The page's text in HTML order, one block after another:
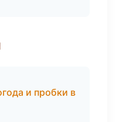
и пробки в